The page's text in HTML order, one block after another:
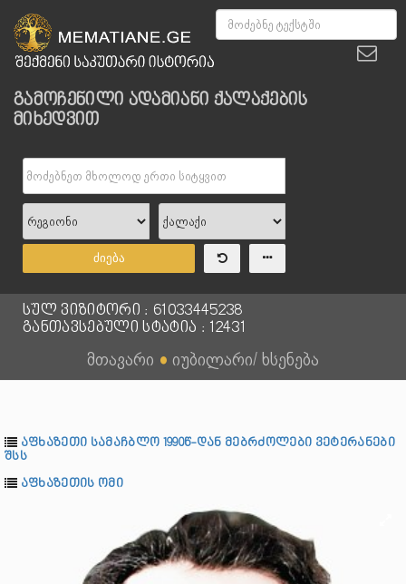
გამოჩენილი ადამიანი ქალაქების
მიხედვით
ძიება
სულ ვიზიტორი : 61033445238
განთავსებული სტატია : 12431
მთავარი ● იუბილარი/ ხსენება
აფხაზეთი სამაჩბლო 1990წ-დან მებრძოლები ვეტერანები
შსს
აფხაზეთის ომი